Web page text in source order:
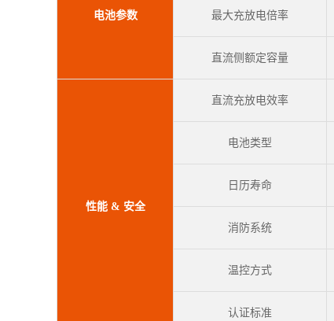
电池参数 最大充放电倍率
直流侧额定容量
性能 & 安全
直流充放电效率
电池类型
日历寿命
消防系统
温控方式
认证标准